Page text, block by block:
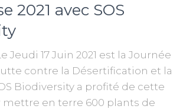
2021 avec SOS
Jeudi 17 Juin 2021 est la Journée
contre la Désertification et la
Biodiversity a profité de cette
mettre en terre 600 plants de